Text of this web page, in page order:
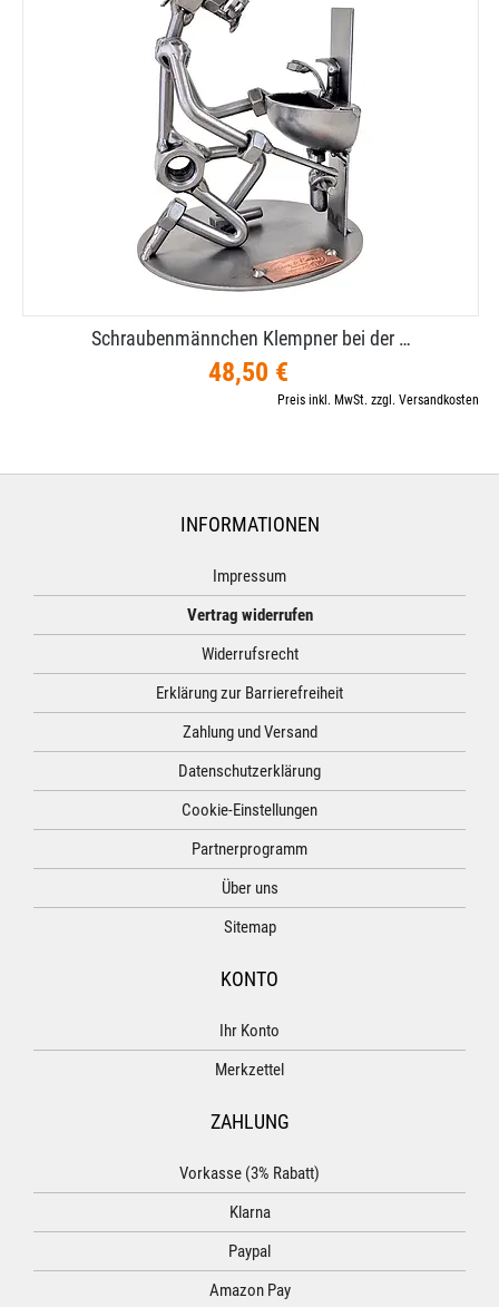
Schraubenmännchen Klempner bei der …
48,50 €
Preis inkl. MwSt. zzgl. Versandkosten
INFORMATIONEN
Impressum
Vertrag widerrufen
Widerrufsrecht
Erklärung zur Barrierefreiheit
Zahlung und Versand
Datenschutzerklärung
Cookie-Einstellungen
Partnerprogramm
Über uns
Sitemap
KONTO
Ihr Konto
Merkzettel
ZAHLUNG
Vorkasse (3% Rabatt)
Klarna
Paypal
Amazon Pay